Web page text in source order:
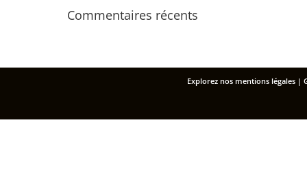
Commentaires récents
Explorez nos mentions légales |